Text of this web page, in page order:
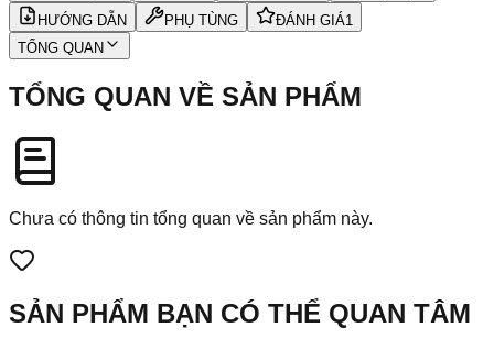
HƯỚNG DẪN
PHỤ TÙNG ĐÁNH GIÁ1
TỔNG QUAN
TỔNG QUAN VỀ SẢN PHẨM
Chưa có thông tin tổng quan về sản phẩm này.
SẢN PHẨM BẠN CÓ THỂ QUAN TÂM